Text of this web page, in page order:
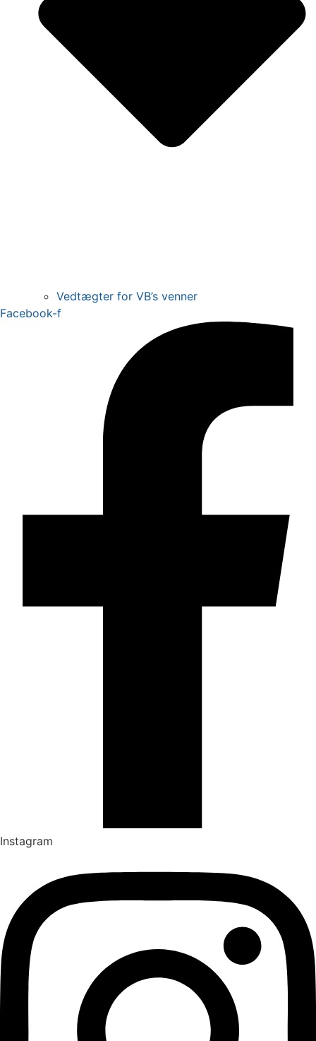
Vedtægter for VB’s venner
Facebook-f
Instagram